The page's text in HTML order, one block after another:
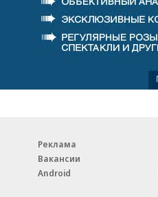
Реклама
Вакансии
Android